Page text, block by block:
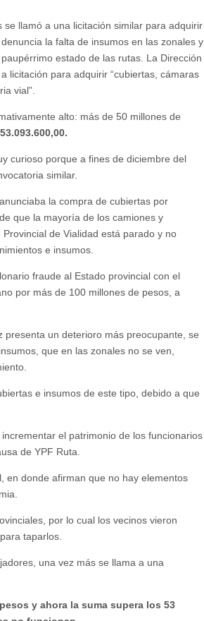
se llamó a una licitación similar para adquirir
la falta de insumos en las zonales y
estado de las rutas. La Dirección
licitación para adquirir “cubiertas, cámaras
vial”.
alto: más de 50 millones de
curioso porque a fines de diciembre del
similar.
la compra de cubiertas por
que la mayoría de los camiones y
de Vialidad está parado y no
e insumos.
fraude al Estado provincial con el
por más de 100 millones de pesos, a
un deterioro más preocupante, se
que en las zonales no se ven,
e insumos de este tipo, debido a que
el patrimonio de los funcionarios
de YPF Ruta.
en donde afirman que no hay elementos
por lo cual los vecinos vieron
taparlos.
una vez más se llama a una
y ahora la suma supera los 53